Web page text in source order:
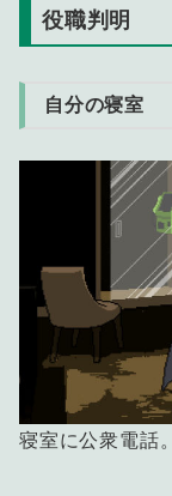
役職判明
自分の寝室
寝室に公衆電話